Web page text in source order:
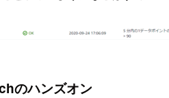
のハンズオン